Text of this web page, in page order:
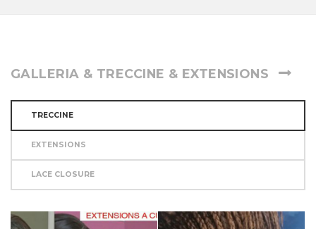
GALLERIA & TRECCINE & EXTENSIONS
TRECCINE
EXTENSIONS
LACE CLOSURE